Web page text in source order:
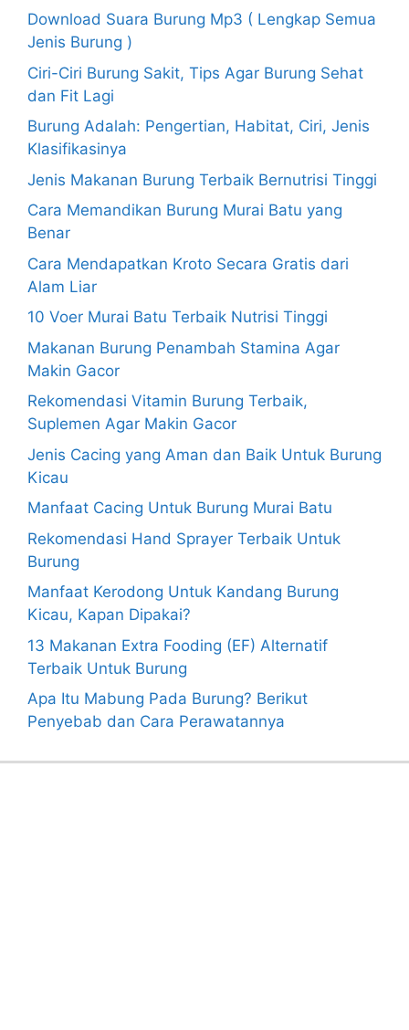
Download Suara Burung Mp3 ( Lengkap Semua
Jenis Burung )
Ciri-Ciri Burung Sakit, Tips Agar Burung Sehat
dan Fit Lagi
Burung Adalah: Pengertian, Habitat, Ciri, Jenis
Klasifikasinya
Jenis Makanan Burung Terbaik Bernutrisi Tinggi
Cara Memandikan Burung Murai Batu yang
Benar
Cara Mendapatkan Kroto Secara Gratis dari
Alam Liar
10 Voer Murai Batu Terbaik Nutrisi Tinggi
Makanan Burung Penambah Stamina Agar
Makin Gacor
Rekomendasi Vitamin Burung Terbaik,
Suplemen Agar Makin Gacor
Jenis Cacing yang Aman dan Baik Untuk Burung
Kicau
Manfaat Cacing Untuk Burung Murai Batu
Rekomendasi Hand Sprayer Terbaik Untuk
Burung
Manfaat Kerodong Untuk Kandang Burung
Kicau, Kapan Dipakai?
13 Makanan Extra Fooding (EF) Alternatif
Terbaik Untuk Burung
Apa Itu Mabung Pada Burung? Berikut
Penyebab dan Cara Perawatannya